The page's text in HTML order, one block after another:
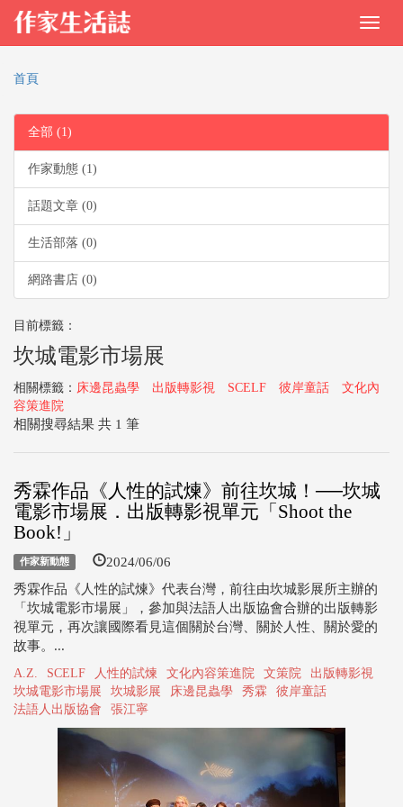
首頁
全部 (1)
作家動態 (1)
話題文章 (0)
生活部落 (0)
網路書店 (0)
目前標籤：
坎城電影市場展
相關標籤： 床邊昆蟲學 出版轉影視 SCELF 彼岸童話
文化內
容策進院
相關搜尋結果 共 1 筆
秀霖作品《人性的試煉》前往坎城！──坎城
電影市場展．出版轉影視單元「Shoot the
Book!」
作家新動態 2024/06/06
秀霖作品《人性的試煉》代表台灣，前往由坎城影展所主辦的
「坎城電影市場展」，參加與法語人出版協會合辦的出版轉影
視單元，再次讓國際看見這個關於台灣、關於人性、關於愛的
故事。...
A.Z. SCELF 人性的試煉 文化內容策進院 文策院
出版轉影視
坎城電影市場展
坎城影展 床邊昆蟲學 秀霖
彼岸童話
法語人出版協會
張江寧